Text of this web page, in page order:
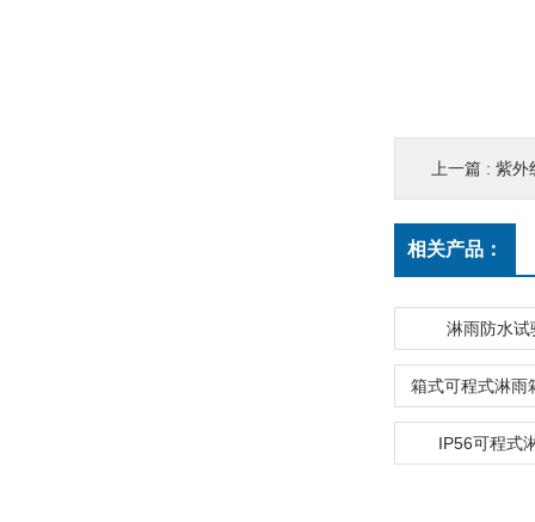
上一篇 : 紫外
相关产品：
淋雨防水试
箱式可程式淋雨
IP56可程式